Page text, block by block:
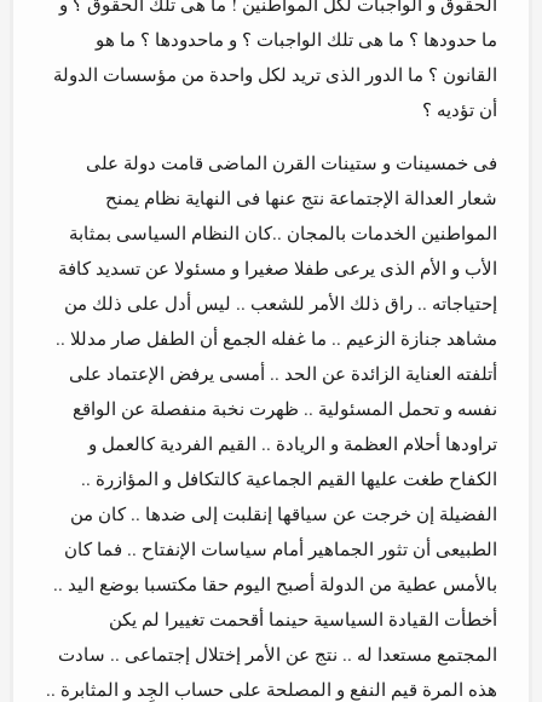
ما حدودها ؟ ما هى تلك الواجبات ؟ و ماحدودها ؟ ما هو
القانون ؟ ما الدور الذى تريد لكل واحدة من مؤسسات الدولة
أن تؤديه ؟
فى خمسينات و ستينات القرن الماضى قامت دولة على
شعار العدالة الإجتماعة نتج عنها فى النهاية نظام يمنح
المواطنين الخدمات بالمجان ..كان النظام السياسى بمثابة
الأب و الأم الذى يرعى طفلا صغيرا و مسئولا عن تسديد كافة
إحتياجاته .. راق ذلك الأمر للشعب .. ليس أدل على ذلك من
مشاهد جنازة الزعيم .. ما غفله الجمع أن الطفل صار مدللا ..
أتلفته العناية الزائدة عن الحد .. أمسى يرفض الإعتماد على
نفسه و تحمل المسئولية .. ظهرت نخبة منفصلة عن الواقع
تراودها أحلام العظمة و الريادة .. القيم الفردية كالعمل و
الكفاح طغت عليها القيم الجماعية كالتكافل و المؤازرة ..
الفضيلة إن خرجت عن سياقها إنقلبت إلى ضدها .. كان من
الطبيعى أن تثور الجماهير أمام سياسات الإنفتاح .. فما كان
بالأمس عطية من الدولة أصبح اليوم حقا مكتسبا بوضع اليد ..
أخطأت القيادة السياسية حينما أقحمت تغييرا لم يكن
المجتمع مستعدا له .. نتج عن الأمر إختلال إجتماعى .. سادت
هذه المرة قيم النفع و المصلحة على حساب الجِد و المثابرة ..